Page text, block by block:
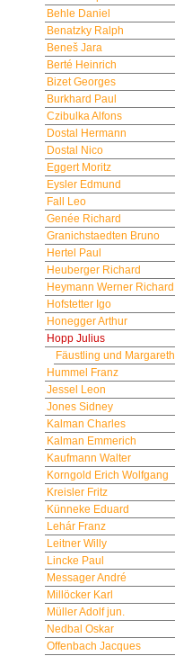
Behle Daniel
Benatzky Ralph
Beneš Jara
Berté Heinrich
Bizet Georges
Burkhard Paul
Czibulka Alfons
Dostal Hermann
Dostal Nico
Eggert Moritz
Eysler Edmund
Fall Leo
Genée Richard
Granichstaedten Bruno
Hertel Paul
Heuberger Richard
Heymann Werner Richard
Hofstetter Igo
Honegger Arthur
Hopp Julius
Fäustling und Margarethl
Hummel Franz
Jessel Leon
Jones Sidney
Kalman Charles
Kalman Emmerich
Kaufmann Walter
Korngold Erich Wolfgang
Kreisler Fritz
Künneke Eduard
Lehár Franz
Leitner Willy
Lincke Paul
Messager André
Millöcker Karl
Müller Adolf jun.
Nedbal Oskar
Offenbach Jacques